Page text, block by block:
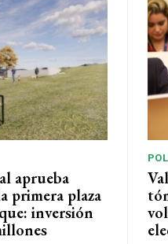
aprueba
primera plaza
inversión